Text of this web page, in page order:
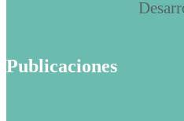
Publicaciones